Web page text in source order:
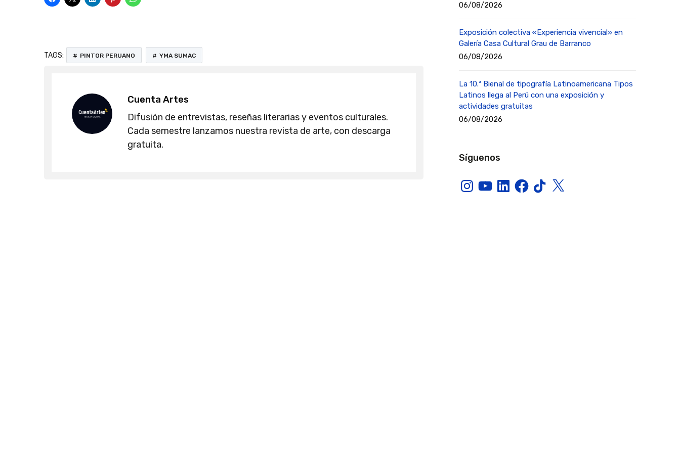
TAGS: PINTOR PERUANO YMA SUMAC
Cuenta Artes
Difusión de entrevistas, reseñas literarias y eventos culturales.
Cada semestre lanzamos nuestra revista de arte, con descarga
gratuita.
06/08/2026
Exposición colectiva «Experiencia vivencial» en
Galería Casa Cultural Grau de Barranco
06/08/2026
La 10.ª Bienal de tipografía Latinoamericana Tipos
Latinos llega al Perú con una exposición y
actividades gratuitas
06/08/2026
Síguenos
InstagramYouTubeLinkedInFacebook
TikTokX